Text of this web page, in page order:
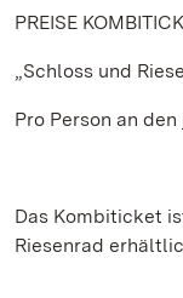
PREISE
„Schloss und
Pro Person an
Das Kombiticket
Riesenrad